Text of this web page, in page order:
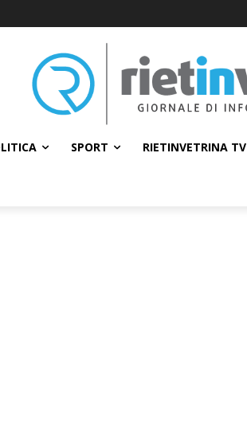
SPORT RIETINVETRINA TV